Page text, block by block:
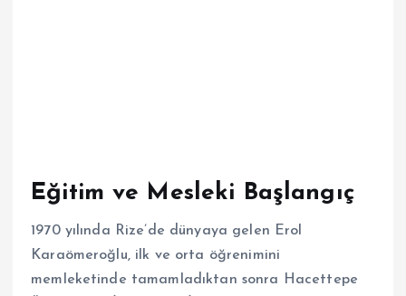
Eğitim ve Mesleki Başlangıç
1970 yılında Rize’de dünyaya gelen Erol
Karaömeroğlu, ilk ve orta öğrenimini
memleketinde tamamladıktan sonra Hacettepe